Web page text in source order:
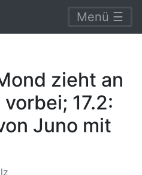
Menü ☰
zieht an
17.2:
Juno mit